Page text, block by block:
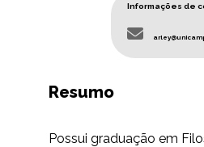
Informações de
Resumo
Possui graduação em